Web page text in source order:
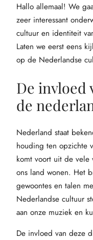
Hallo allemaal! We
zeer interessant
cultuur en identiteit
Laten we eerst eens
op de Nederlandse
De invloed
de
Nederland staat
houding ten opzichte
komt voort uit de
ons land wonen. Het
gewoontes en talen
Nederlandse cultuur
aan onze muziek en
De invloed van deze